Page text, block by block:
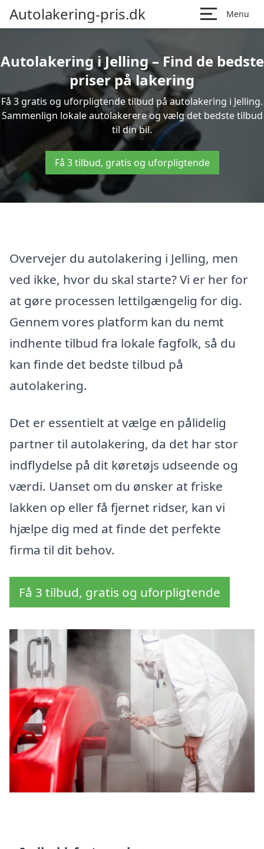
Autolakering-pris.dk Menu
Autolakering i Jelling – Find de bedste
priser på lakering
Få 3 gratis og uforpligtende tilbud på autolakering i Jelling.
Sammenlign lokale autolakerere og vælg det bedste tilbud
til din bil.
Få 3 tilbud, gratis og uforpligtende
Overvejer du autolakering i Jelling, men
ved ikke, hvor du skal starte? Vi er her for
at gøre processen lettilgængelig for dig.
Gennem vores platform kan du nemt
indhente tilbud fra lokale fagfolk, så du
kan finde det bedste tilbud på
autolakering.
Det er essentielt at vælge en pålidelig
partner til autolakering, da det har stor
indflydelse på dit køretøjs udseende og
værdi. Uanset om du ønsker at friske
lakken op eller få fjernet ridser, kan vi
hjælpe dig med at finde det perfekte
firma til dit behov.
Få 3 tilbud, gratis og uforpligtende